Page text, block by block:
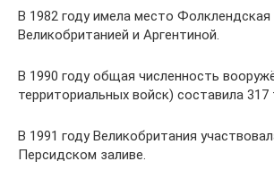
В 1982 году имела место
Великобританией и Аргентиной.
В 1990 году общая численность
территориальных войск) составила 317
В 1991 году Великобритания
Персидском заливе.